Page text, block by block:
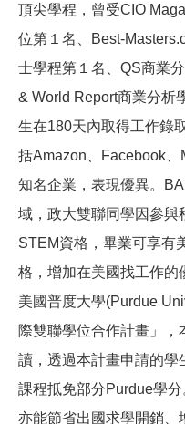
頂尖學程，曾受CIO
位第１名、Best-
士學程第１名、QS商業
& World Report商業分析
生在180天內取得工作錄
括Amazon、Facebook
知名企業，表現優異。
域，政大雙聯同學因參與
STEM資格，畢業可享有
格，增加在美國找工作的
美國普度大學(Purdue
際雙聯學位合作計畫」
讀，透過本計畫申請的學
課程抵免部分Purdue學
亦能節省出國求學開銷、